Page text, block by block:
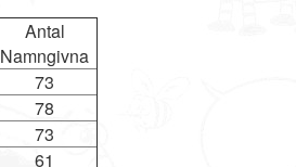
Antal
Namngivna
73
78
73
61